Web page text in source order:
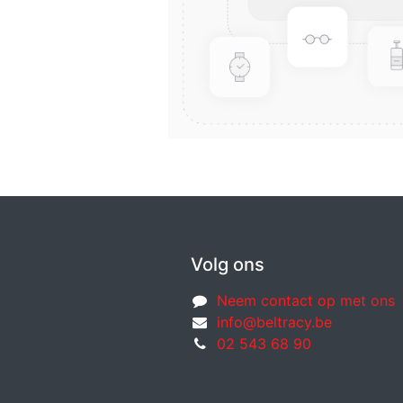
Volg ons
Neem contact op met ons
info@beltracy.be
02 543 68 90